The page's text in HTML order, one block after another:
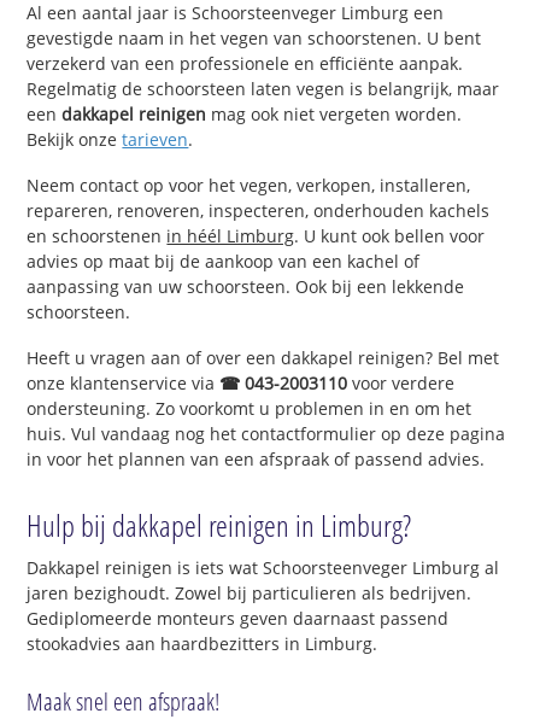
Al een aantal jaar is Schoorsteenveger Limburg een
gevestigde naam in het vegen van schoorstenen. U bent
verzekerd van een professionele en efficiënte aanpak.
Regelmatig de schoorsteen laten vegen is belangrijk, maar
eendakkapel reinigen mag ook niet vergeten worden.
Bekijk onzetarieven.
Neem contact op voor het vegen, verkopen, installeren,
repareren, renoveren, inspecteren, onderhouden kachels
en schoorstenen in héél Limburg. U kunt ook bellen voor
advies op maat bij de aankoop van een kachel of
aanpassing van uw schoorsteen. Ook bij een lekkende
schoorsteen.
Heeft u vragen aan of over een dakkapel reinigen? Bel met
onze klantenservice via ☎ 043-2003110 voor verdere
ondersteuning. Zo voorkomt u problemen in en om het
huis. Vul vandaag nog het contactformulier op deze pagina
in voor het plannen van een afspraak of passend advies.
Hulp bij dakkapel reinigen in Limburg?
Dakkapel reinigen is iets wat Schoorsteenveger Limburg al
jaren bezighoudt. Zowel bij particulieren als bedrijven.
Gediplomeerde monteurs geven daarnaast passend
stookadvies aan haardbezitters in Limburg.
Maak snel een afspraak!